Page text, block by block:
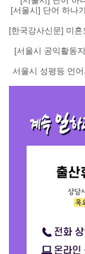
[서울시] 단어 하나
[한국강사신문] 미
[서울시 공익활동
서울시 성평등 언